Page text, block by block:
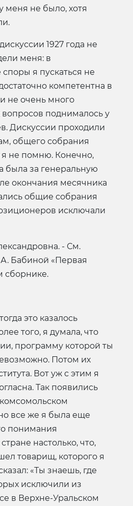
меня не было, хотя
1927 года не
меня: в
я пускаться не
компетентна в
не очень много
поднималось у
Дискуссии проходили
общего собрания
я не помню. Конечно,
была за генеральную
окончания месячника
общие собрания
исключали
- См.
Бабиной «Первая
сборнике.
это казалось
того, я думала, что
программу которой ты
Потом их
Вот уж с этим я
Так появились
все же я была еще
понимания
настолько, что,
товарищ, которого я
«Ты знаешь, где
исключили из
в Верхне-Уральском